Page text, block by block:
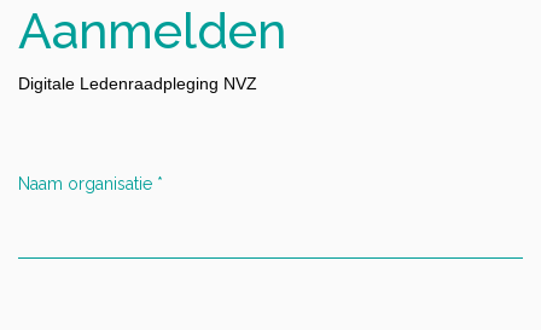
Aanmelden
Digitale Ledenraadpleging NVZ
Naam organisatie *